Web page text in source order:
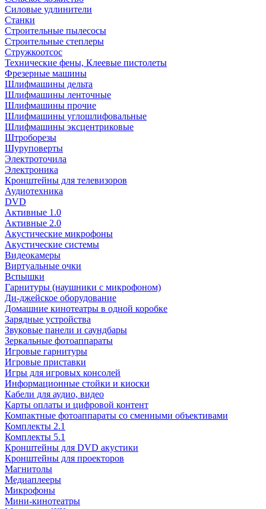
Силовые удлинители
Станки
Строительные пылесосы
Строительные степлеры
Стружкоотсос
Технические фены, Клеевые пистолеты
Фрезерные машины
Шлифмашины дельта
Шлифмашины ленточные
Шлифмашины прочие
Шлифмашины углошлифовальные
Шлифмашины эксцентриковые
Штроборезы
Шуруповерты
Электроточила
Электроника
Кронштейны для телевизоров
Аудиотехника
DVD
Активные 1.0
Активные 2.0
Акустические микрофоны
Акустические системы
Видеокамеры
Виртуальные очки
Вспышки
Гарнитуры (наушники с микрофоном)
Ди-джейское оборудование
Домашние кинотеатры в одной коробке
Зарядные устройства
Звуковые панели и саундбары
Зеркальные фотоаппараты
Игровые гарнитуры
Игровые приставки
Игры для игровых консолей
Информационные стойки и киоски
Кабели для аудио, видео
Карты оплаты и цифровой контент
Компактные фотоаппараты со сменными объективами
Комплекты 2.1
Комплекты 5.1
Кронштейны для DVD акустики
Кронштейны для проекторов
Магнитолы
Медиаплееры
Микрофоны
Мини-кинотеатры